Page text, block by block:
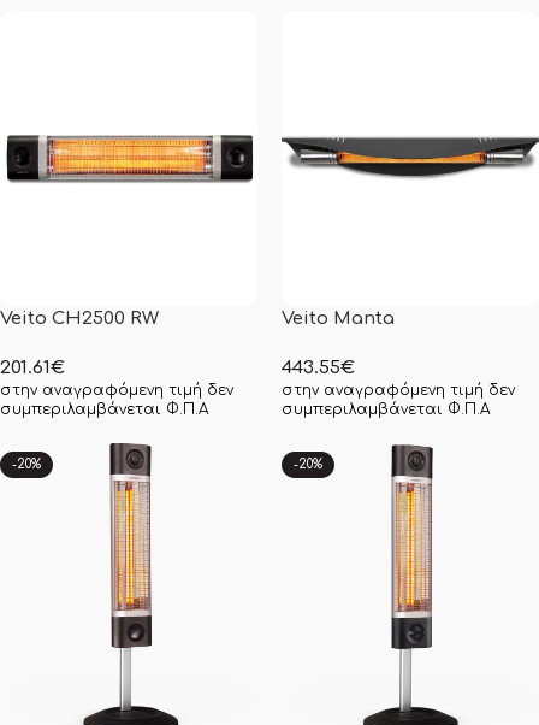
Veito CH2500 RW
201.61€
στην αναγραφόμενη τιμή δεν
συμπεριλαμβάνεται Φ.Π.Α
Veito Manta
443.55€
στην αναγραφόμενη τιμή δεν
συμπεριλαμβάνεται Φ.Π.Α
-20% -20%